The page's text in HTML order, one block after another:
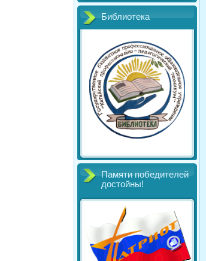
Библиотека
Памяти победителей
достойны!